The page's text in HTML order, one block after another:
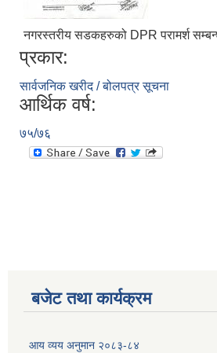
नगरस्तरीय सडकहरुको DPR परामर्श
प्रकार:
सार्वजनिक खरीद / बोलपत्र सूचना
आर्थिक वर्ष:
७५/७६
बजेट तथा कार्यक्रम
आय व्यय अनुमान २०८३-८४